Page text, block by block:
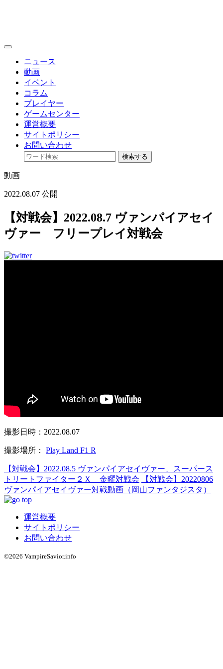
toggle
ニュース
動画
イベント
コラム
プレイヤー
ゲームセンター
運営概要
サイトポリシー
お問い合わせ
検索する
動画
2022.08.07 公開
【対戦会】2022.08.7 ヴァンパイアセイ
ヴァー フリープレイ対戦会
撮影日時：2022.08.07
撮影場所： Play Land F1 R
【対戦会】2022.08.5 ヴァンパイアセイヴァー、スーパース
トリートファイター２Ｘ 金曜対戦会
【対戦会】20220806
ヴァンパイアセイヴァー対戦動画（岡山ファンタジスタ）
運営概要
サイトポリシー
お問い合わせ
©2026 VampireSavior.info